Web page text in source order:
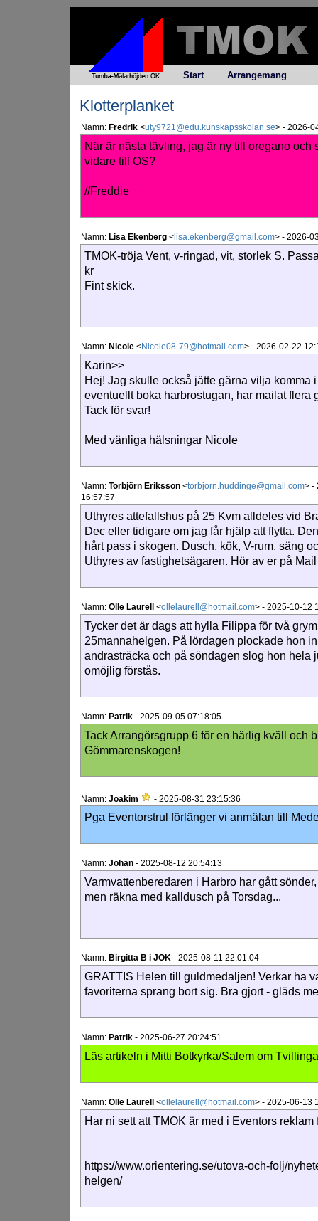
Start Arrangemang
Klotterplanket
Namn: Fredrik <uty9721@edu.kunskapsskolan.se> - 2026-
När är nästa tävling, jag är ny till oregano
vidare till OS?
//Freddie
Namn: Lisa Ekenberg < lisa.ekenberg@gmail.com> - 2026-
TMOK-tröja Vent, v-ringad, vit, storlek S.
kr
Fint skick.
Namn: Nicole <Nicole08-79@hotmail.com> - 2026-02-22
Karin>>
Hej! Jag skulle också jätte gärna vilja komma
eventuellt boka harbrostugan, har mailat flera
Tack för svar!
Med vänliga hälsningar Nicole
Namn: Torbjörn Eriksson <torbjorn.huddinge@gmail.com> -
16:57:57
Uthyres attefallshus på 25 Kvm alldeles vid
Dec eller tidigare om jag får hjälp att flytta.
hårt pass i skogen. Dusch, kök, V-rum, säng
Uthyres av fastighetsägaren. Hör av er på
Namn: Olle Laurell <ollelaurell@hotmail.com> - 2025-10-12
Tycker det är dags att hylla Filippa för två
25mannahelgen. På lördagen plockade hon
andrasträcka och på söndagen slog hon hela
omöjlig förstås.
Namn: Patrik - 2025-09-05 07:18:05
Tack Arrangörsgrupp 6 för en härlig kväll och
Gömmarenskogen!
Namn: Joakim - 2025-08-31 23:15:36
Pga Eventorstrul förlänger vi anmälan till
Namn: Johan - 2025-08-12 20:54:13
Varmvattenberedaren i Harbro har gått
men räkna med kalldusch på Torsdag...
Namn: Birgitta B i JOK - 2025-08-11 22:01:04
GRATTIS Helen till guldmedaljen! Verkar ha
favoriterna sprang bort sig. Bra gjort - gläds
Namn: Patrik - 2025-06-27 20:24:51
Läs artikeln i Mitti Botkyrka/Salem om
Namn: Olle Laurell <ollelaurell@hotmail.com> - 2025-06-13
Har ni sett att TMOK är med i Eventors
https://www.orientering.se/utova-och-folj/
helgen/